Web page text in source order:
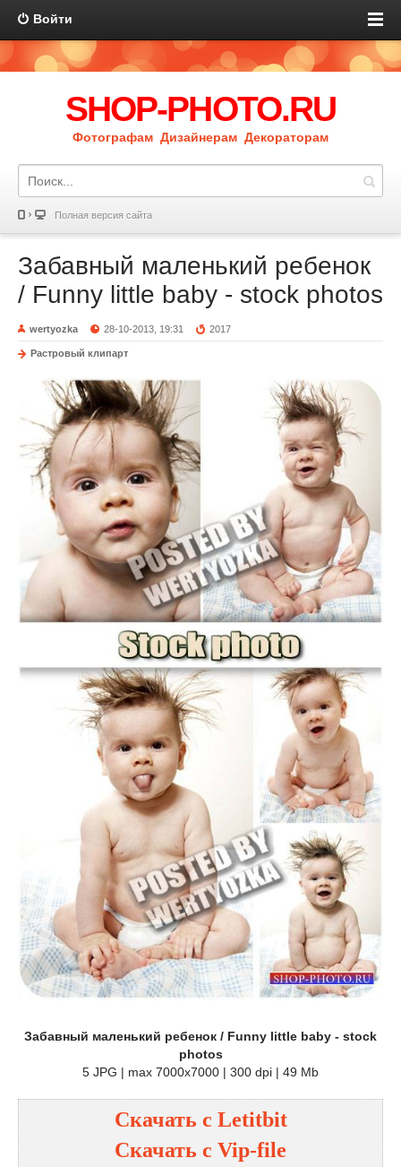
Войти
SHOP-PHOTO.RU
Фотографам Дизайнерам Декораторам
Полная версия сайта
Забавный маленький ребенок
/ Funny little baby - stock photos
wertyozka 28-10-2013, 19:31 2017
Растровый клипарт
Забавный маленький ребенок / Funny little baby - stock
photos
5 JPG | max 7000x7000 | 300 dpi | 49 Mb
Скачать с Letitbit
Скачать с Vip-file